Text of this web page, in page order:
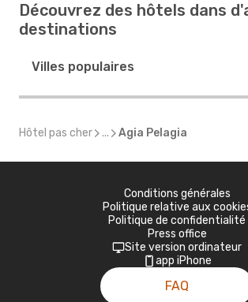
Découvrez des hôtels dans
destinations
Villes populaires
Hôtel pas cher ... Agia Pelagia
Conditions générales
Politique relative aux
Politique de confidentialité
Press office
Site version ordinateur
app iPhone
FAQ